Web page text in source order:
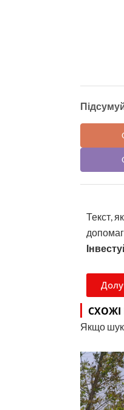
Текст,
Якщо